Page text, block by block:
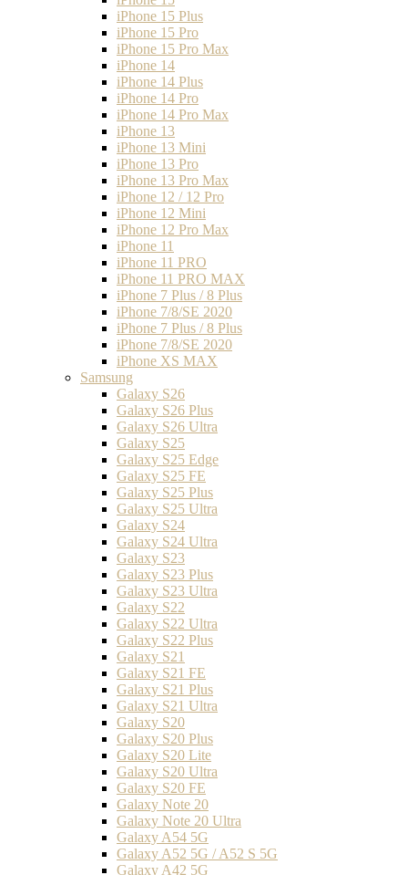
iPhone 15 Plus
iPhone 15 Pro
iPhone 15 Pro Max
iPhone 14
iPhone 14 Plus
iPhone 14 Pro
iPhone 14 Pro Max
iPhone 13
iPhone 13 Mini
iPhone 13 Pro
iPhone 13 Pro Max
iPhone 12 / 12 Pro
iPhone 12 Mini
iPhone 12 Pro Max
iPhone 11
iPhone 11 PRO
iPhone 11 PRO MAX
iPhone 7 Plus / 8 Plus
iPhone 7/8/SE 2020
iPhone 7 Plus / 8 Plus
iPhone 7/8/SE 2020
iPhone XS MAX
Samsung
Galaxy S26
Galaxy S26 Plus
Galaxy S26 Ultra
Galaxy S25
Galaxy S25 Edge
Galaxy S25 FE
Galaxy S25 Plus
Galaxy S25 Ultra
Galaxy S24
Galaxy S24 Ultra
Galaxy S23
Galaxy S23 Plus
Galaxy S23 Ultra
Galaxy S22
Galaxy S22 Ultra
Galaxy S22 Plus
Galaxy S21
Galaxy S21 FE
Galaxy S21 Plus
Galaxy S21 Ultra
Galaxy S20
Galaxy S20 Plus
Galaxy S20 Lite
Galaxy S20 Ultra
Galaxy S20 FE
Galaxy Note 20
Galaxy Note 20 Ultra
Galaxy A54 5G
Galaxy A52 5G / A52 S 5G
Galaxy A42 5G